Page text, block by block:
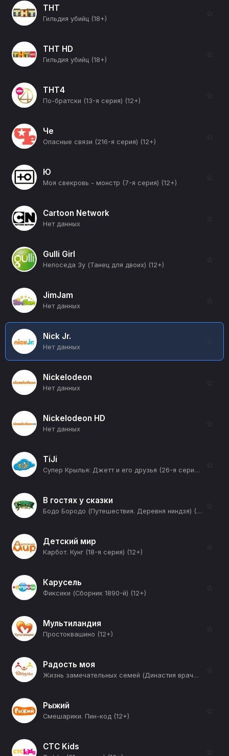
ТНТ
Гильдия убийц (18+)
☆
ТНТ HD
Гильдия убийц (18+)
☆
ТНТ4
По-братски (13-я серия) (12+)
☆
Че
Опасные связи (216-я серия) (12+)
☆
Ю
Моя свекровь - монстр (7-я серия) (12+)
☆
Cartoon Network
Нет данных
☆
Gulli Girl
Непоседа Зу (Танец для двоих) (12+)
☆
JimJam
Нет данных
☆
Nick Jr.
Нет данных
Nickelodeon
Нет данных
☆
Nickelodeon HD
Нет данных
☆
TiJi
Супер Крылья: Джетт и его друзья (26-я серия) (12+)
☆
В гостях у сказки
Бодо Бородо (Путешествия. Деревня ниндзя) (12+)
☆
Детский мир
Карбот. Кунг (18-я серия) (12+)
☆
Карусель
Фиксики (Сборник 1890-й) (12+)
☆
Мультиландия
Простоквашино (12+)
☆
Радость моя
Жизнь замечательных семей (Династия врачей Кабычкиных) (12+)
☆
Рыжий
Смешарики. Пин-код (12+)
☆
СТС Kids ☆